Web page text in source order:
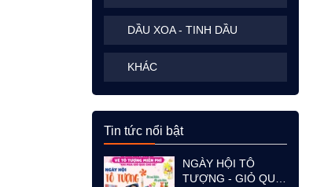
DẦU XOA - TINH DẦU
KHÁC
Tin tức nổi bật
NGÀY HỘI TÔ
TƯỢNG - GIỎ QUÀ